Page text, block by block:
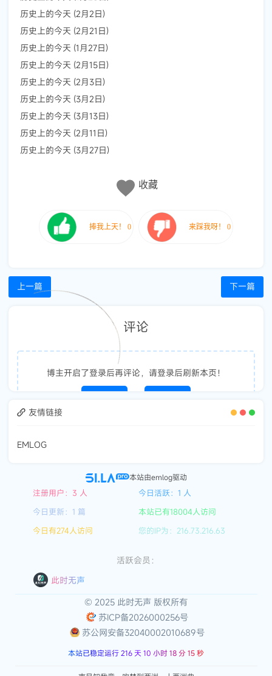
历史上的今天 (2月2日)
历史上的今天 (2月21日)
历史上的今天 (1月27日)
历史上的今天 (2月15日)
历史上的今天 (2月3日)
历史上的今天 (3月2日)
历史上的今天 (3月13日)
历史上的今天 (2月11日)
历史上的今天 (3月27日)
收藏
上一篇 下一篇
评论
博主开启了登录后再评论，请登录后刷新本页！
友情链接
EMLOG
本站由emlog驱动
注册用户：3 人
今日活跃：1 人
今日更新：1 篇
本站已有18004人访问
今日有274人访问
您的IP为：216.73.216.63
活跃会员：
此时无声
© 2025 此时无声 版权所有
苏ICP备2026000256号
苏公网安备32040002010689号
本站已稳定运行 216 天 10 小时 18 分 15 秒